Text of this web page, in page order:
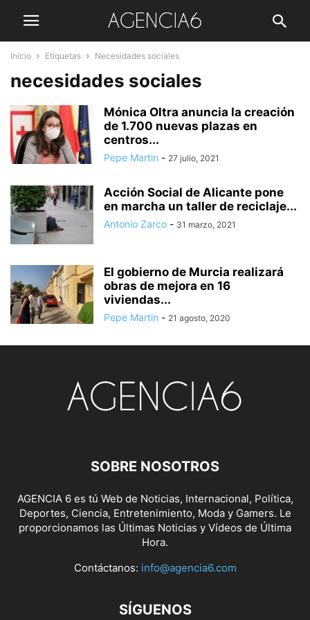
Inicio Etiquetas Necesidades sociales
necesidades sociales
Mónica Oltra anuncia la creación
de 1.700 nuevas plazas en
centros...
Pepe Martin - 27 julio, 2021
Acción Social de Alicante pone
en marcha un taller de reciclaje...
Antonio Zarco - 31 marzo, 2021
El gobierno de Murcia realizará
obras de mejora en 16
viviendas...
Pepe Martin - 21 agosto, 2020
SOBRE NOSOTROS
AGENCIA 6 es tú Web de Noticias, Internacional, Política,
Deportes, Ciencia, Entretenimiento, Moda y Gamers. Le
proporcionamos las Últimas Noticias y Vídeos de Última
Hora.
Contáctanos: info@agencia6.com
SÍGUENOS